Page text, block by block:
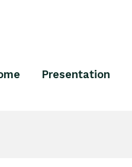
Presentation